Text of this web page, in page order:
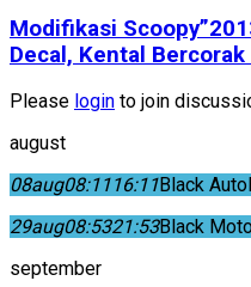
Modifikasi
Decal, Kental Bercorak
Please login to join
august
08aug08:1116:11Black
29aug08:5321:53Black
september